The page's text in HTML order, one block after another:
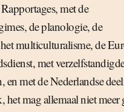
met de
de planologie, de
multiculturalisme, de
met
en met de Nederlandse
het mag allemaal niet meer